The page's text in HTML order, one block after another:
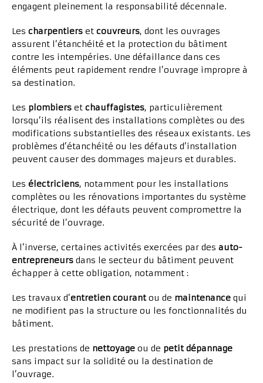
engagent pleinement la responsabilité décennale.
Les charpentiers et couvreurs, dont les ouvrages
assurent l’étanchéité et la protection du bâtiment
contre les intempéries. Une défaillance dans ces
éléments peut rapidement rendre l’ouvrage impropre à
sa destination.
Les plombiers et chauffagistes, particulièrement
lorsqu’ils réalisent des installations complètes ou des
modifications substantielles des réseaux existants. Les
problèmes d’étanchéité ou les défauts d’installation
peuvent causer des dommages majeurs et durables.
Les électriciens, notamment pour les installations
complètes ou les rénovations importantes du système
électrique, dont les défauts peuvent compromettre la
sécurité de l’ouvrage.
À l’inverse, certaines activités exercées par des auto-
entrepreneurs dans le secteur du bâtiment peuvent
échapper à cette obligation, notamment :
Les travaux d’entretien courantou de maintenance qui
ne modifient pas la structure ou les fonctionnalités du
bâtiment.
Les prestations de nettoyage ou de petit dépannage
sans impact sur la solidité ou la destination de
l’ouvrage.